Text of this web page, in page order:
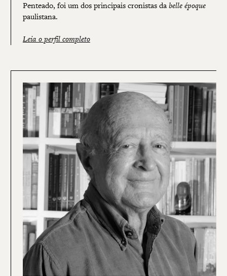
Penteado, foi um dos principais cronistas da belle époque
paulistana.
Leia o perfil completo